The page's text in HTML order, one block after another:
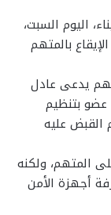
اليوم السبت،
بالمتهم
يدعى عادل
عضو بتنظيم
برفح، وتم القبض عليه
المتهم، ولكنه
أجهزة الأمن